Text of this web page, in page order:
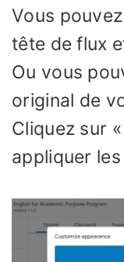
Vous
tête de flux
Ou vous
original de
Cliquez sur
appliquer